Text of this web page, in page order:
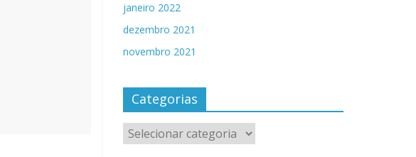
janeiro 2022
dezembro 2021
novembro 2021
Categorias
Categorias